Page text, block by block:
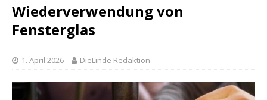
Wiederverwendung von
Fensterglas
1. April 2026 DieLinde Redaktion